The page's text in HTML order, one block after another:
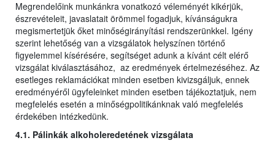
Megrendelőink munkánkra vonatkozó véleményét kikérjük,
észrevételeit, javaslatait örömmel fogadjuk, kívánságukra
megismertetjük őket minőségirányítási rendszerünkkel. Igény
szerint lehetőség van a vizsgálatok helyszínen történő
figyelemmel kísérésére, segítséget adunk a kívánt célt elérő
vizsgálat kiválasztásához, az eredmények értelmezéséhez. Az
esetleges reklamációkat minden esetben kivizsgáljuk, ennek
eredményéről ügyfeleinket minden esetben tájékoztatjuk, nem
megfelelés esetén a minőségpolitikánknak való megfelelés
érdekében intézkedünk.
4.1. Pálinkák alkoholeredetének vizsgálata